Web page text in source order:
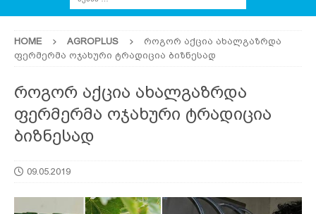
HOME AGROPLUS
როგორ აქცია ახალგაზრდა
ფერმერმა ოჯახური ტრადიცია ბიზნესად
როგორ აქცია ახალგაზრდა
ფერმერმა ოჯახური ტრადიცია
ბიზნესად
09.05.2019